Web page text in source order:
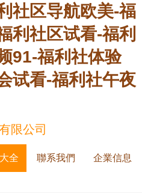
社区导航欧美-福
利社区试看-福利
91-福利社体验
试看-福利社午夜
限公司
全 聯系我們 企業信息